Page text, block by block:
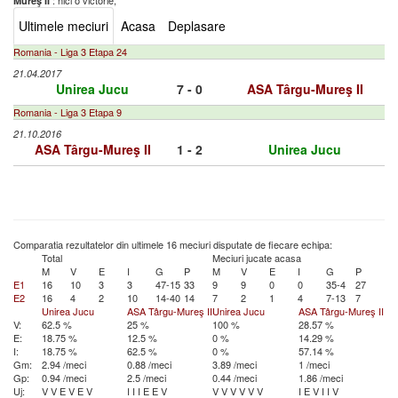
Ultimele meciuri Acasa Deplasare
Romania - Liga 3 Etapa 24
21.04.2017
Unirea Jucu 7 - 0 ASA Târgu-Mureş II
Romania - Liga 3 Etapa 9
21.10.2016
ASA Târgu-Mureş II 1 - 2 Unirea Jucu
Comparatia rezultatelor din ultimele 16 meciuri disputate de fiecare echipa:
Total
Meciuri jucate acasa
M
V E I G P M V E I G
P
E1
16 10 3 3 47-15 33 9 9 0 0 35-4
27
E2
16 4 2 10 14-40 14 7 2 1 4 7-13
7
Unirea Jucu
ASA Târgu-Mureş IIUnirea Jucu
ASA Târgu-Mureş II
V:
62.5 % 25 % 100 %
28.57 %
E:
18.75 % 12.5 % 0 %
14.29 %
I:
18.75 % 62.5 % 0 %
57.14 %
Gm:
2.94 /meci 0.88 /meci 3.89 /meci
1 /meci
Gp:
0.94 /meci 2.5 /meci 0.44 /meci
1.86 /meci
Uj:
VV EV EV I I I E EV VVVVVV I EV I I V